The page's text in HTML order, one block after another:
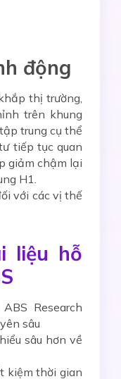
động
thị trường,
trên khung
trung cụ thể
tiếp tục quan
giảm chậm lại
H1.
với các vị thế
liệu hỗ
Research
sâu
sâu hơn về
kiệm thời gian